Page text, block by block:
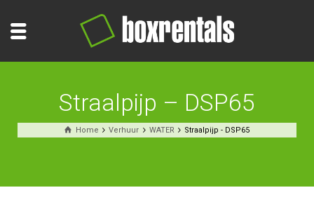
Straalpijp – DSP65
Home Verhuur WATER Straalpijp - DSP65